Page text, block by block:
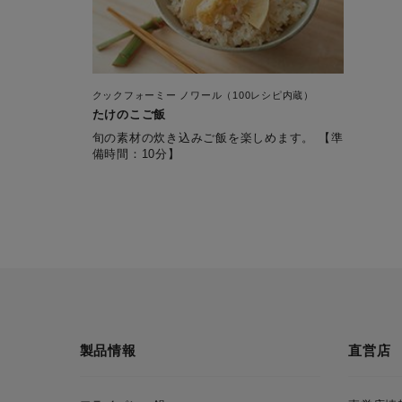
クックフォーミー ノワール（100レシピ内蔵）
たけのこご飯
旬の素材の炊き込みご飯を楽しめます。 【準
備時間：10分】
製品情報 直営店